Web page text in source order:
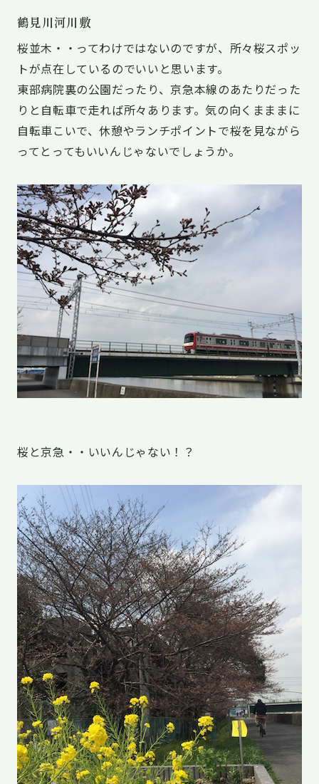
鶴見川河川敷
桜並木・・ってわけではないのですが、所々桜スポッ
トが点在しているのでいいと思います。
東部病院裏の公園だったり、京急本線のあたりだった
りと自転車で走れば所々あります。気の向くまままに
自転車こいで、休憩やランチポイントで桜を見ながら
ってとってもいいんじゃないでしょうか。
桜と京急・・いいんじゃない！？